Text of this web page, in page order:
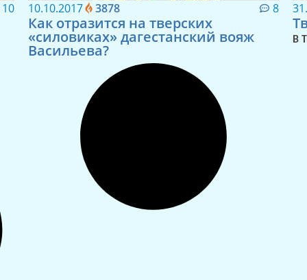
10 10.10.2017 3878 8
Как отразится на тверских
«силовиках» дагестанский вояж
Васильева?
В